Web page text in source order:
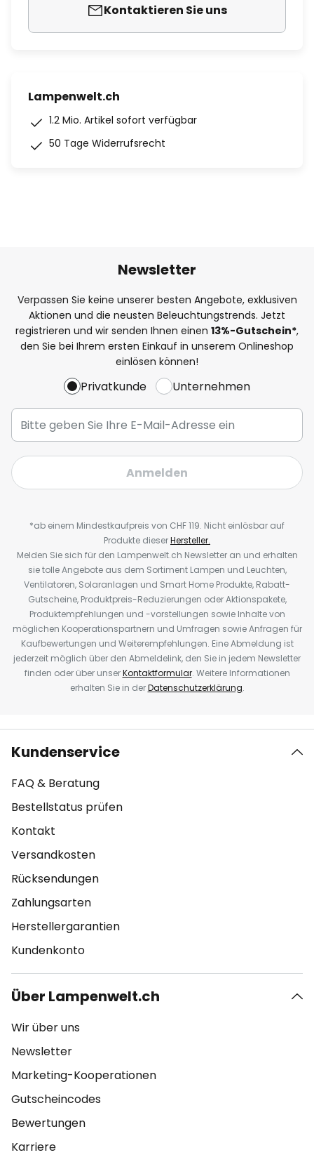
Kontaktieren Sie uns
Lampenwelt.ch
1.2 Mio. Artikel sofort verfügbar
50 Tage Widerrufsrecht
Newsletter
Verpassen Sie keine unserer besten Angebote, exklusiven
Aktionen und die neusten Beleuchtungstrends. Jetzt
registrieren und wir senden Ihnen einen 13%-Gutschein*,
den Sie bei Ihrem ersten Einkauf in unserem Onlineshop
einlösen können!
Privatkunde Unternehmen
Anmelden
*ab einem Mindestkaufpreis von CHF 119. Nicht einlösbar auf
Produkte dieserHersteller.
Melden Sie sich für den Lampenwelt.ch Newsletter an und erhalten
sie tolle Angebote aus dem Sortiment Lampen und Leuchten,
Ventilatoren, Solaranlagen und Smart Home Produkte, Rabatt-
Gutscheine, Produktpreis-Reduzierungen oder Aktionspakete,
Produktempfehlungen und -vorstellungen sowie Inhalte von
möglichen Kooperationspartnern und Umfragen sowie Anfragen für
Kaufbewertungen und Weiterempfehlungen. Eine Abmeldung ist
jederzeit möglich über den Abmeldelink, den Sie in jedem Newsletter
finden oder über unserKontaktformular. Weitere Informationen
erhalten Sie in derDatenschutzerklärung.
Kundenservice
FAQ & Beratung
Bestellstatus prüfen
Kontakt
Versandkosten
Rücksendungen
Zahlungsarten
Herstellergarantien
Kundenkonto
Über Lampenwelt.ch
Wir über uns
Newsletter
Marketing-Kooperationen
Gutscheincodes
Bewertungen
Karriere